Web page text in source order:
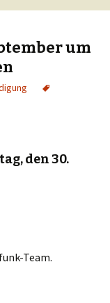
um
den 30.
Team.